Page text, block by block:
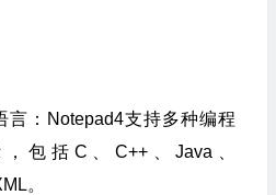
言：Notepad4支持多种编程
包括C、C++、Java、
。